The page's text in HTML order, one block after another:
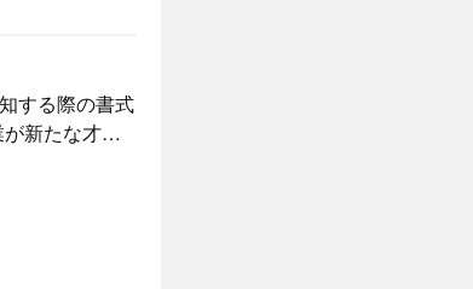
められま
する際の書式
新たな才能
通知状がそ
せて調整す